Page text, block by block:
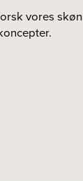
vores